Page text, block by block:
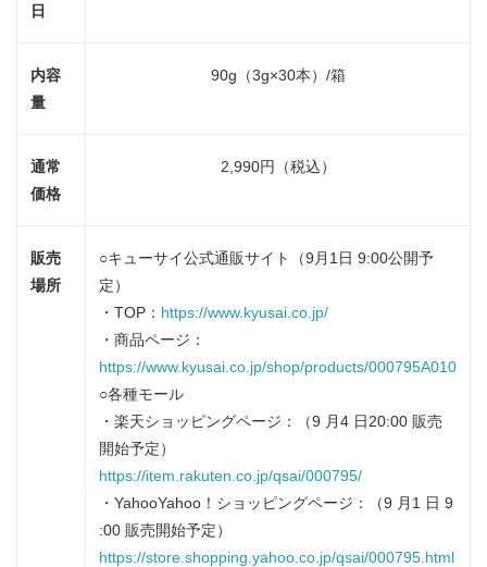
日
内容
量
90g（3g×30本）/箱
通常
価格
2,990円（税込）
販売
場所
○キューサイ公式通販サイト（9月1日 9:00公開予
定）
・TOP： https://www.kyusai.co.jp/
・商品ページ：
https://www.kyusai.co.jp/shop/products/000795A010
○各種モール
・楽天ショッピングページ：（9 月4 日20:00 販売
開始予定）
https://item.rakuten.co.jp/qsai/000795/
・YahooYahoo！ショッピングページ：（9 月1 日 9
:00 販売開始予定）
https://store.shopping.yahoo.co.jp/qsai/000795.html